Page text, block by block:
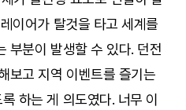
이어가 탈것을 타고 세계를
부분이 발생할 수 있다. 던전
보고 지역 이벤트를 즐기는
하는 게 의도였다. 너무 이